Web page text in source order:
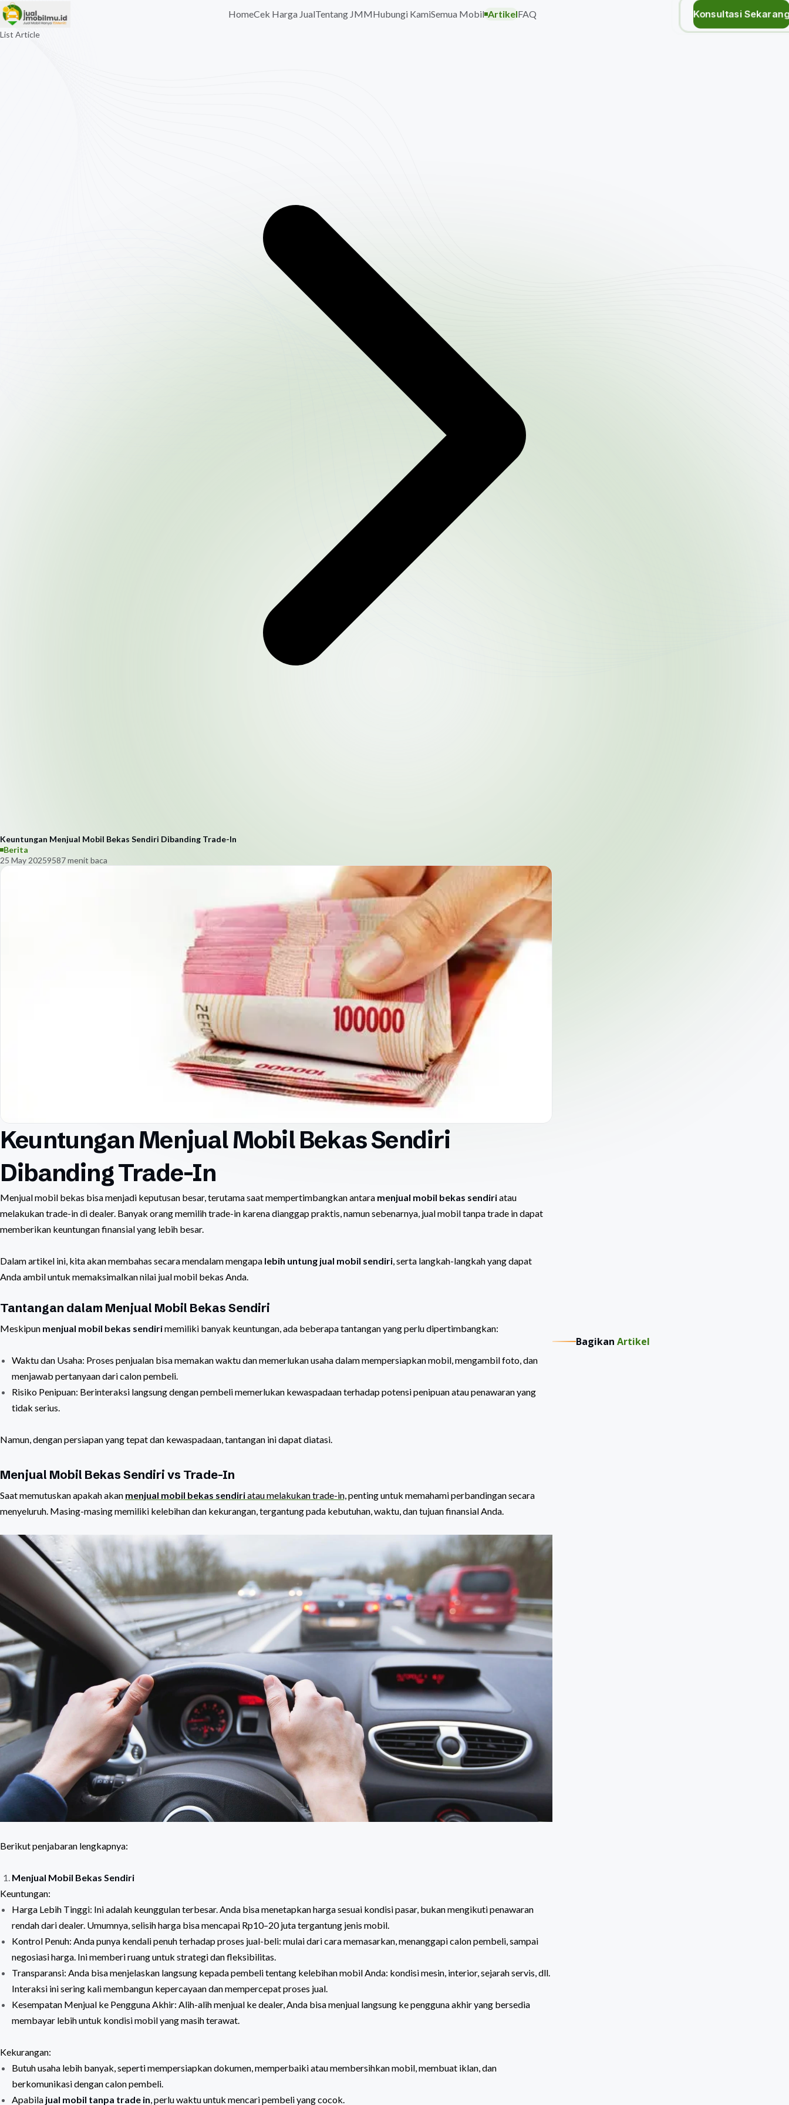
HomeCek Harga JualTentang JMMHubungi KamiSemua Mobil ArtikelFAQ Konsultasi
List Article
Keuntungan Menjual Mobil Bekas Sendiri Dibanding Trade-In
Berita
25 May 20259587menit baca
Keuntungan Menjual Mobil Bekas Sendiri
Dibanding Trade-In
Menjual mobil bekas bisa menjadi keputusan besar, terutama saat mempertimbangkan antara menjual mobil bekas sendiriatau
melakukan trade-in di dealer. Banyak orang memilih trade-in karena dianggap praktis, namun sebenarnya, jual mobil tanpa trade in dapat
memberikan keuntungan finansial yang lebih besar.
Dalam artikel ini, kita akan membahas secara mendalam mengapa lebih untung jual mobil sendiri, serta langkah-langkah yang dapat
Anda ambil untuk memaksimalkan nilai jual mobil bekas Anda.
Tantangan dalam Menjual Mobil Bekas Sendiri
Meskipun menjual mobil bekas sendirimemiliki banyak keuntungan, ada beberapa tantangan yang perlu dipertimbangkan:
Waktu dan Usaha: Proses penjualan bisa memakan waktu dan memerlukan usaha dalam mempersiapkan mobil, mengambil foto, dan
menjawab pertanyaan dari calon pembeli.
Risiko Penipuan: Berinteraksi langsung dengan pembeli memerlukan kewaspadaan terhadap potensi penipuan atau penawaran yang
tidak serius.
Namun, dengan persiapan yang tepat dan kewaspadaan, tantangan ini dapat diatasi.
Menjual Mobil Bekas Sendiri vs Trade-In
Saat memutuskan apakah akan menjual mobil bekas sendiriatau melakukan trade-in,penting untuk memahami perbandingan secara
menyeluruh. Masing-masing memiliki kelebihan dan kekurangan, tergantung pada kebutuhan, waktu, dan tujuan finansial Anda.
Berikut penjabaran lengkapnya:
Menjual Mobil Bekas Sendiri
Keuntungan:
Harga Lebih Tinggi: Ini adalah keunggulan terbesar. Anda bisa menetapkan harga sesuai kondisi pasar, bukan mengikuti penawaran
rendah dari dealer. Umumnya, selisih harga bisa mencapai Rp10–20 juta tergantung jenis mobil.
Kontrol Penuh: Anda punya kendali penuh terhadap proses jual-beli: mulai dari cara memasarkan, menanggapi calon pembeli, sampai
negosiasi harga. Ini memberi ruang untuk strategi dan fleksibilitas.
Transparansi: Anda bisa menjelaskan langsung kepada pembeli tentang kelebihan mobil Anda: kondisi mesin, interior, sejarah servis, dll.
Interaksi ini sering kali membangun kepercayaan dan mempercepat proses jual.
Kesempatan Menjual ke Pengguna Akhir: Alih-alih menjual ke dealer, Anda bisa menjual langsung ke pengguna akhir yang bersedia
membayar lebih untuk kondisi mobil yang masih terawat.
Kekurangan:
Butuh usaha lebih banyak, seperti mempersiapkan dokumen, memperbaiki atau membersihkan mobil, membuat iklan, dan
berkomunikasi dengan calon pembeli.
Apabila jual mobil tanpa trade in , perlu waktu untuk mencari pembeli yang cocok.
Bagikan Artikel